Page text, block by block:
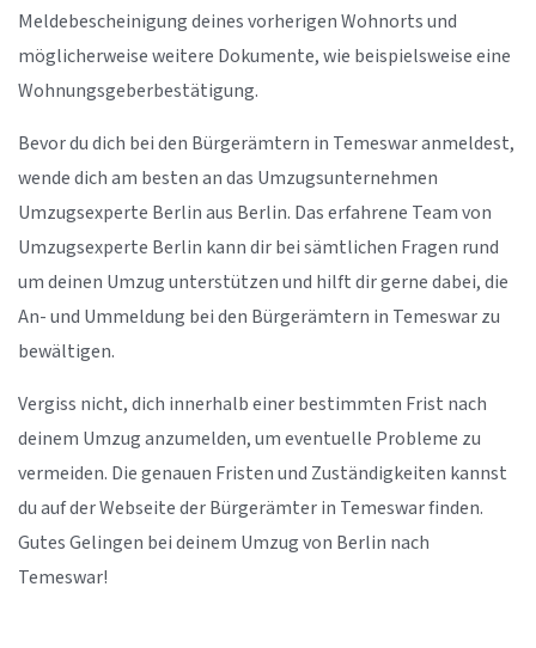
Meldebescheinigung deines vorherigen Wohnorts und
möglicherweise weitere Dokumente, wie beispielsweise eine
Wohnungsgeberbestätigung.
Bevor du dich bei den Bürgerämtern in Temeswar anmeldest,
wende dich am besten an das Umzugsunternehmen
Umzugsexperte Berlin aus Berlin. Das erfahrene Team von
Umzugsexperte Berlin kann dir bei sämtlichen Fragen rund
um deinen Umzug unterstützen und hilft dir gerne dabei, die
An- und Ummeldung bei den Bürgerämtern in Temeswar zu
bewältigen.
Vergiss nicht, dich innerhalb einer bestimmten Frist nach
deinem Umzug anzumelden, um eventuelle Probleme zu
vermeiden. Die genauen Fristen und Zuständigkeiten kannst
du auf der Webseite der Bürgerämter in Temeswar finden.
Gutes Gelingen bei deinem Umzug von Berlin nach
Temeswar!